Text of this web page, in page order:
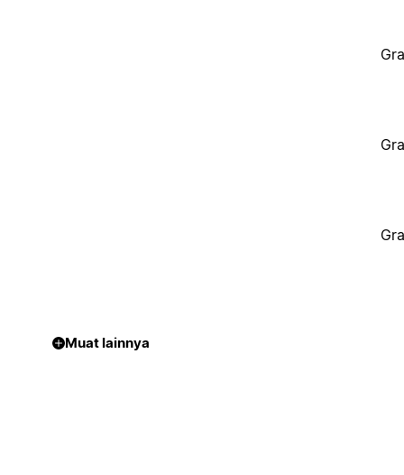
Muat lainnya